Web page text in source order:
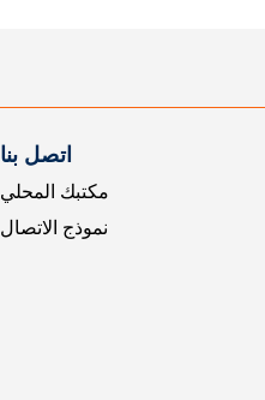
اتصل بنا
مكتبك المحلي
نموذج الاتصال